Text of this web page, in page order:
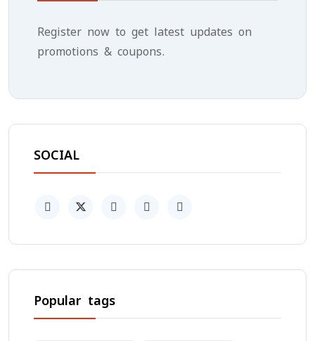
Register now to get latest updates on
promotions & coupons.
SOCIAL
Popular tags